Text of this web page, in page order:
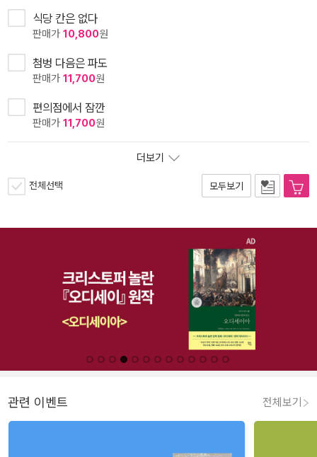
식당 칸은 없다
판매가 10,800원
첨벙 다음은 파도
판매가 11,700원
편의점에서 잠깐
판매가 11,700원
더보기
전체선택 모두보기
관련 이벤트 전체보기